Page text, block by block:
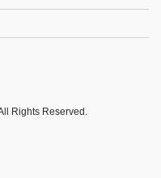
Rights Reserved.